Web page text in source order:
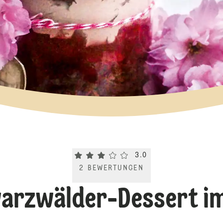
Current rating 3.0. Click to rate.
3.0
2
BEWERTUNGEN
Dessert